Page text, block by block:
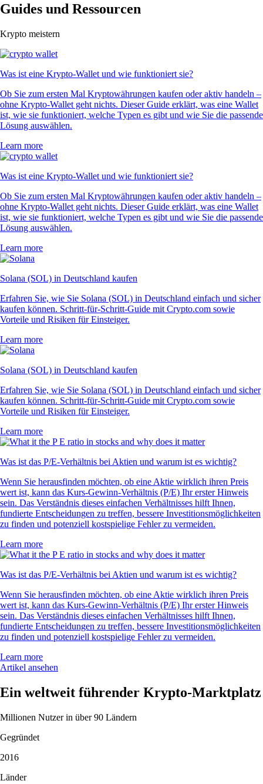
Guides und Ressourcen
Krypto meistern
Was ist eine Krypto-Wallet und wie funktioniert sie?
Ob Sie zum ersten Mal Kryptowährungen kaufen oder aktiv handeln –
ohne Krypto-Wallet geht nichts. Dieser Guide erklärt, was eine Wallet
ist, wie sie funktioniert, welche Typen es gibt und wie Sie die passende
Lösung auswählen.
Learn more
Was ist eine Krypto-Wallet und wie funktioniert sie?
Ob Sie zum ersten Mal Kryptowährungen kaufen oder aktiv handeln –
ohne Krypto-Wallet geht nichts. Dieser Guide erklärt, was eine Wallet
ist, wie sie funktioniert, welche Typen es gibt und wie Sie die passende
Lösung auswählen.
Learn more
Solana (SOL) in Deutschland kaufen
Erfahren Sie, wie Sie Solana (SOL) in Deutschland einfach und sicher
kaufen können. Schritt-für-Schritt-Guide mit Crypto.com sowie
Vorteile und Risiken für Einsteiger.
Learn more
Solana (SOL) in Deutschland kaufen
Erfahren Sie, wie Sie Solana (SOL) in Deutschland einfach und sicher
kaufen können. Schritt-für-Schritt-Guide mit Crypto.com sowie
Vorteile und Risiken für Einsteiger.
Learn more
Was ist das P/E-Verhältnis bei Aktien und warum ist es wichtig?
Wenn Sie herausfinden möchten, ob eine Aktie wirklich ihren Preis
wert ist, kann das Kurs-Gewinn-Verhältnis (P/E) Ihr erster Hinweis
sein. Das Verständnis dieses einfachen Verhältnisses hilft Ihnen,
fundierte Entscheidungen zu treffen, bessere Investitionsmöglichkeiten
zu finden und potenziell kostspielige Fehler zu vermeiden.
Learn more
Was ist das P/E-Verhältnis bei Aktien und warum ist es wichtig?
Wenn Sie herausfinden möchten, ob eine Aktie wirklich ihren Preis
wert ist, kann das Kurs-Gewinn-Verhältnis (P/E) Ihr erster Hinweis
sein. Das Verständnis dieses einfachen Verhältnisses hilft Ihnen,
fundierte Entscheidungen zu treffen, bessere Investitionsmöglichkeiten
zu finden und potenziell kostspielige Fehler zu vermeiden.
Learn more
Artikel ansehen
Ein weltweit führender Krypto-Marktplatz
Millionen Nutzer in über 90 Ländern
Gegründet
2016
Länder